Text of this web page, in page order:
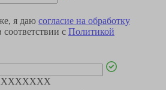
я даю согласие на обработку
соответствии с Политикой